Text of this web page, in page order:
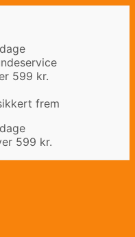
599 kr.
frem
599 kr.